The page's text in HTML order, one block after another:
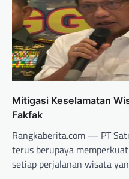
Mitigasi Keselamatan
Fakfak
Rangkaberita.com — PT
terus berupaya
setiap perjalanan wisata